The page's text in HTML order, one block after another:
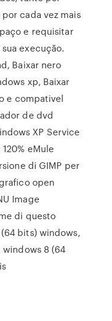
cada vez mais
e requisitar
execução.
Baixar nero
xp, Baixar
e compativel
de dvd
XP Service
eMule
di GIMP per
open
Image
di questo
bits) windows,
8 (64